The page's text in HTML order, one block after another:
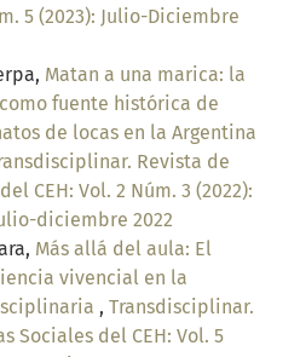
5 (2023): Julio-Diciembre
Matan a una marica: la
fuente histórica de
de locas en la Argentina
Revista de
CEH: Vol. 2 Núm. 3 (2022):
diciembre 2022
Más allá del aula: El
vivencial en la
, Transdisciplinar.
Sociales del CEH: Vol. 5